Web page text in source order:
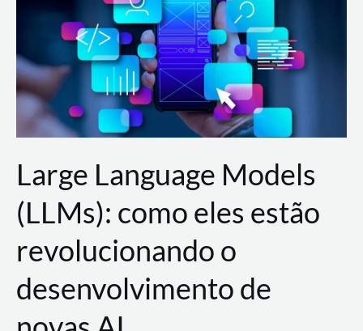
a
AWS?
Large Language Models
(LLMs): como eles estão
revolucionando o
desenvolvimento de